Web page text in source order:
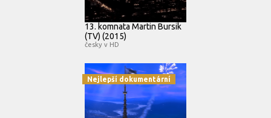
13. komnata Martin Bursik
(TV) (2015)
česky v HD
Nejlepší dokumentární